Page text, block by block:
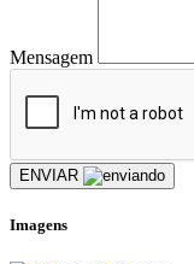
Mensagem
ENVIAR
Imagens